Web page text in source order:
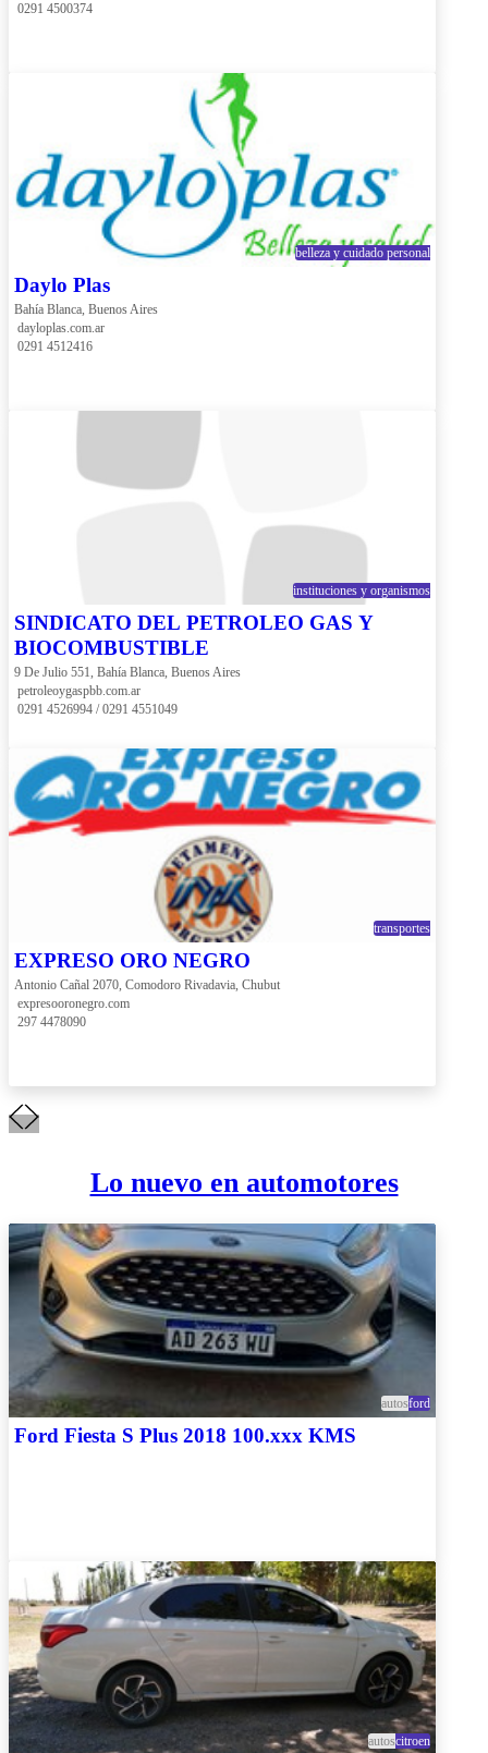
0291 4500374
belleza y cuidado personal
Daylo Plas
Bahía Blanca, Buenos Aires
dayloplas.com.ar
0291 4512416
instituciones y organismos
SINDICATO DEL PETROLEO GAS Y
BIOCOMBUSTIBLE
9 De Julio 551, Bahía Blanca, Buenos Aires
petroleoygaspbb.com.ar
0291 4526994 / 0291 4551049
transportes
EXPRESO ORO NEGRO
Antonio Cañal 2070, Comodoro Rivadavia, Chubut
expresooronegro.com
297 4478090
Lo nuevo en automotores
autosford
Ford Fiesta S Plus 2018 100.xxx KMS
autoscitroen